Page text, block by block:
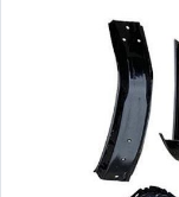
嬰幼兒與孕婦
汽機車精品百貨
居家、家具與園藝
玩具、模型與公仔